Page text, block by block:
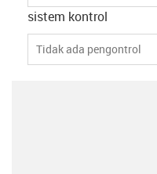
sistem kontrol
Tidak ada pengontrol